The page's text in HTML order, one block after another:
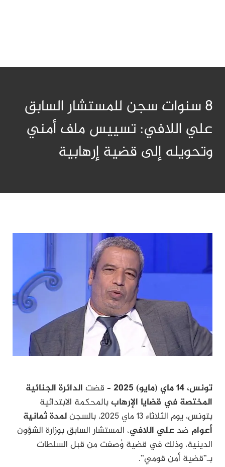
8 سنوات سجن للمستشار السابق
علي اللافي: تسييس ملف أمني
وتحويله إلى قضية إرهابية
تونس، 14 ماي (مايو) 2025 – قضت الدائرة الجنائية
المختصة في قضايا الإرهاببالمحكمة الابتدائية
بتونس، يوم الثلاثاء 13 ماي 2025، بالسجن
لمدة ثمانية
أعوام ضد علي اللافي، المستشار السابق بوزارة الشؤون
الدينية، وذلك في قضية وُصفت من قبل السلطات
بـ”قضية أمن قومي”.